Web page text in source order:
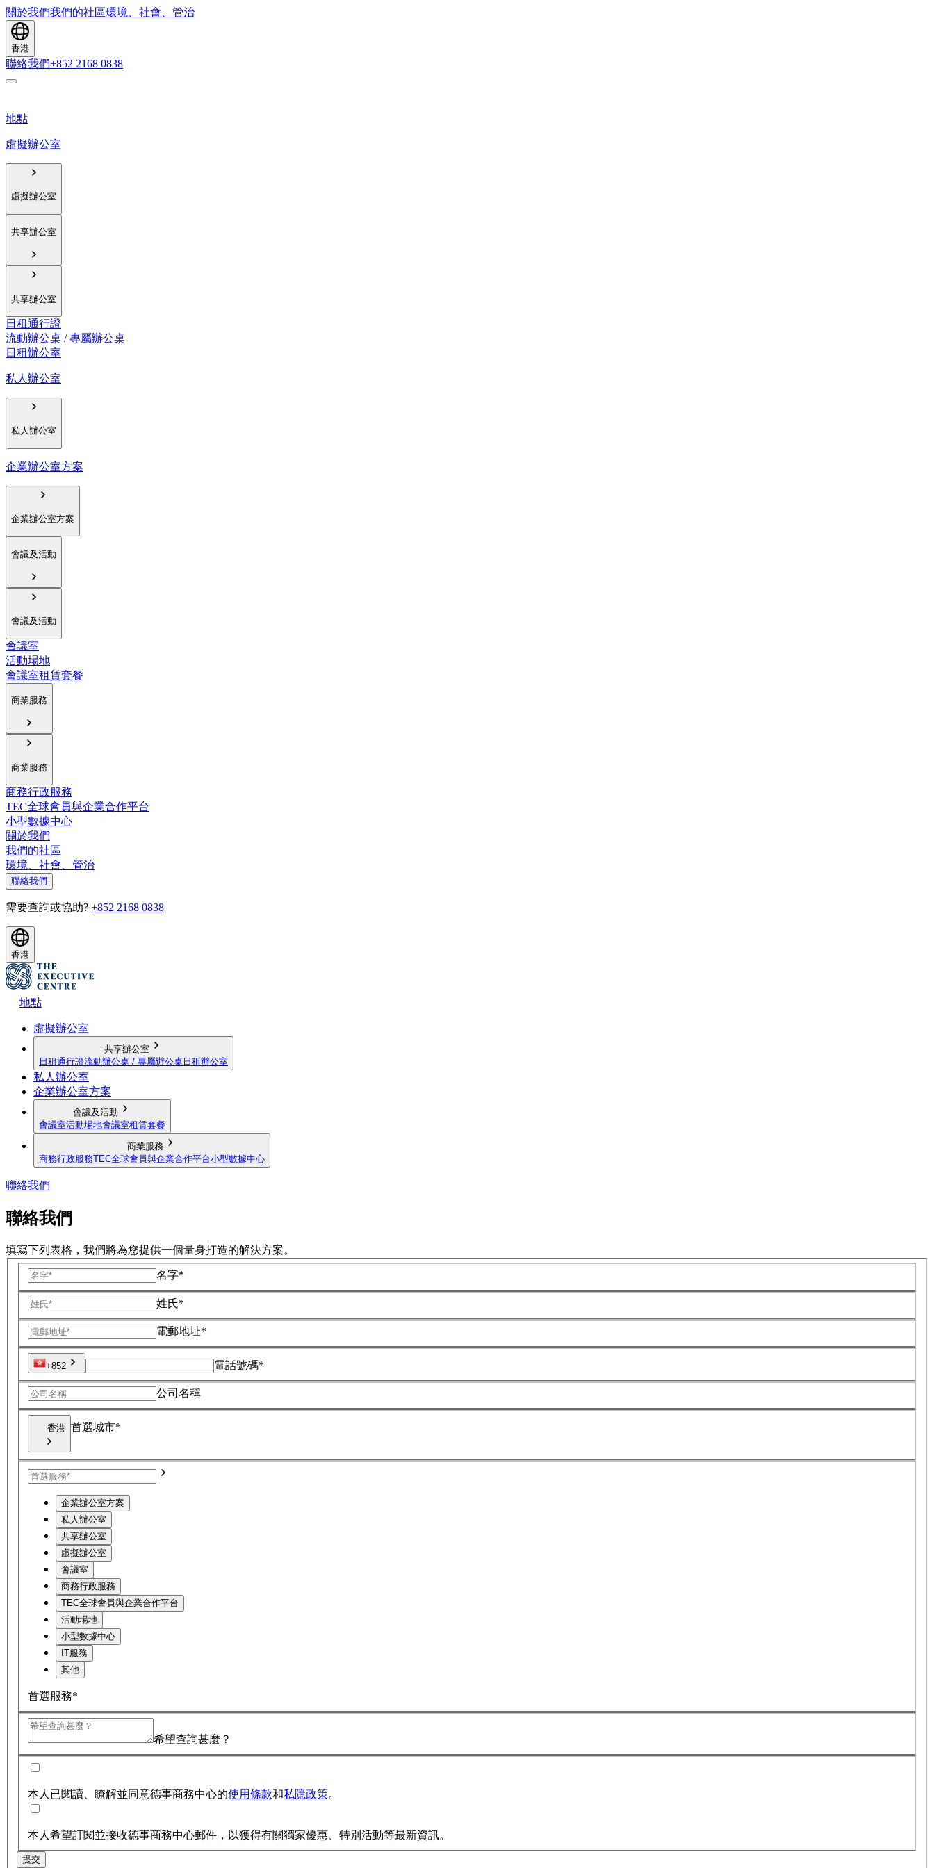
關於我們我們的社區環境、社會、管治
香港
聯絡我們+852 2168 0838
地點
虛擬辦公室
虛擬辦公室
共享辦公室
共享辦公室
日租通行證
流動辦公桌 / 專屬辦公桌
日租辦公室
私人辦公室
私人辦公室
企業辦公室方案
企業辦公室方案
會議及活動
會議及活動
會議室
活動場地
會議室租賃套餐
商業服務
商業服務
商務行政服務
TEC全球會員與企業合作平台
小型數據中心
關於我們
我們的社區
環境、社會、管治
聯絡我們
需要查詢或協助? +852 2168 0838
香港
地點
虛擬辦公室
共享辦公室
日租通行證流動辦公桌 / 專屬辦公桌 日租辦公室
私人辦公室
企業辦公室方案
會議及活動
會議室活動場地會議室租賃套餐
商業服務
商務行政服務TEC全球會員與企業合作平台小型數據中心
聯絡我們
聯絡我們
填寫下列表格，我們將為您提供一個量身打造的解決方案。
名字*
姓氏*
電郵地址*
+852 電話號碼*
公司名稱
香港 首選城市*
企業辦公室方案
私人辦公室
共享辦公室
虛擬辦公室
會議室
商務行政服務
TEC全球會員與企業合作平台
活動場地
小型數據中心
IT服務
其他
首選服務*
希望查詢甚麼？
本人已閱讀、瞭解並同意德事商務中心的使用條款和私隱政策。
本人希望訂閱並接收德事商務中心郵件，以獲得有關獨家優惠、特別活動等最新資訊。
提交